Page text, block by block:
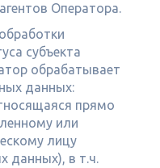
Оператора.
субъекта
обрабатывает
данных:
прямо
или
лицу
данных), в т.ч.